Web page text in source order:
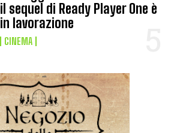
il sequel di Ready Player One è
in lavorazione
CINEMA